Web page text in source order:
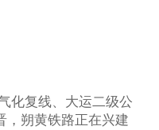
化复线、大运二级公
，朔黄铁路正在兴建